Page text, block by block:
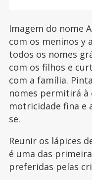
Imagem do nome
com os meninos y
todos os nomes
com os filhos e
com a família.
nomes permitirá à
motricidade fina e
se.
Reunir os lápices
é uma das
preferidas pelas